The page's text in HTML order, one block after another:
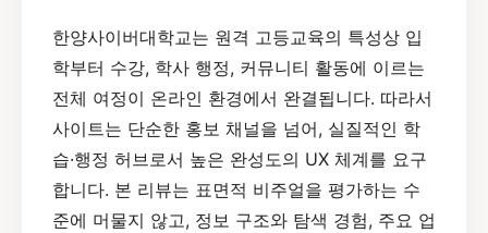
한양사이버대학교는 원격 고등교육의 특성상 입
학부터 수강, 학사 행정, 커뮤니티 활동에 이르는
전체 여정이 온라인 환경에서 완결됩니다. 따라서
사이트는 단순한 홍보 채널을 넘어, 실질적인 학
습·행정 허브로서 높은 완성도의 UX 체계를 요구
합니다. 본 리뷰는 표면적 비주얼을 평가하는 수
준에 머물지 않고, 정보 구조와 탐색 경험, 주요 업